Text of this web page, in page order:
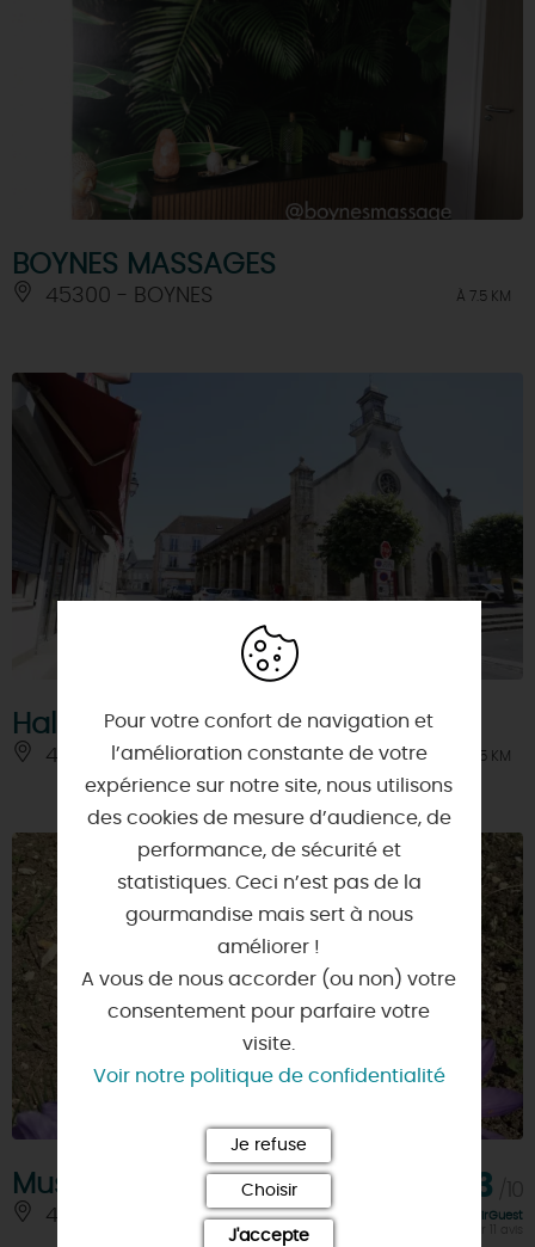
BOYNES MASSAGES
45300 - BOYNES À 7.5 KM
Halle de Puiseaux
45390 - PUISEAUX À 7.5 KM
Musée du Safran
45300 - BOYNES
8,3
Note FairGuest
Pour votre confort de navigation et
l’amélioration constante de votre
expérience sur notre site, nous utilisons
des cookies de mesure d’audience, de
performance, de sécurité et
statistiques. Ceci n’est pas de la
gourmandise mais sert à nous
améliorer !
A vous de nous accorder (ou non) votre
consentement pour parfaire votre
visite.
Voir notre politique de confidentialité
Je refuse
Choisir
J'accepte